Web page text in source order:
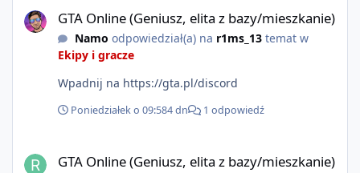
Kontakt: Discord — vincekidd Telegram —
xvincekidd Wideo demonstracyjne:
https://youtu.be/8IrdoG8iFz4
GTA Online (Geniusz, elita z bazy/mieszkanie)
Namo odpowiedział(a) na r1ms_13temat w
Ekipy i gracze
Wpadnij na https://gta.pl/discord
Poniedziałek o 09:584 dn 1 odpowiedź
GTA Online (Geniusz, elita z bazy/mieszkanie)